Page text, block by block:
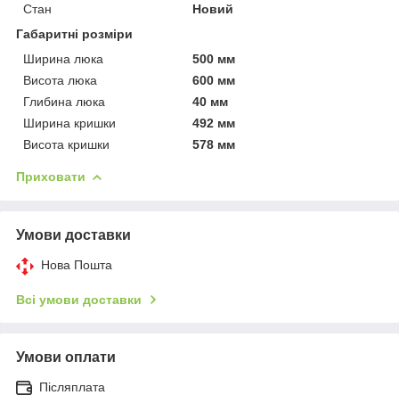
Стан
Новий
Габаритні розміри
Ширина люка
500 мм
Висота люка
600 мм
Глибина люка
40 мм
Ширина кришки
492 мм
Висота кришки
578 мм
Приховати
Умови доставки
Нова Пошта
Всі умови доставки
Умови оплати
Післяплата